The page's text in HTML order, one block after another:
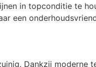
in topconditie te
een
Dankzij moderne